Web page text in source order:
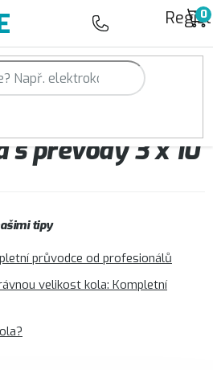
místa
s převody 3 x 10
tipy
průvodce od profesionálů
velikost kola: Kompletní